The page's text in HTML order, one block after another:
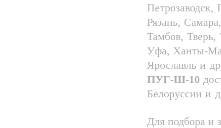
Петрозаводск,
Рязань,
Тамбов, Тверь,
Уфа, Ханты-
Ярославль и
ПУГ-Ш-10
Белоруссии и
Для подбора и